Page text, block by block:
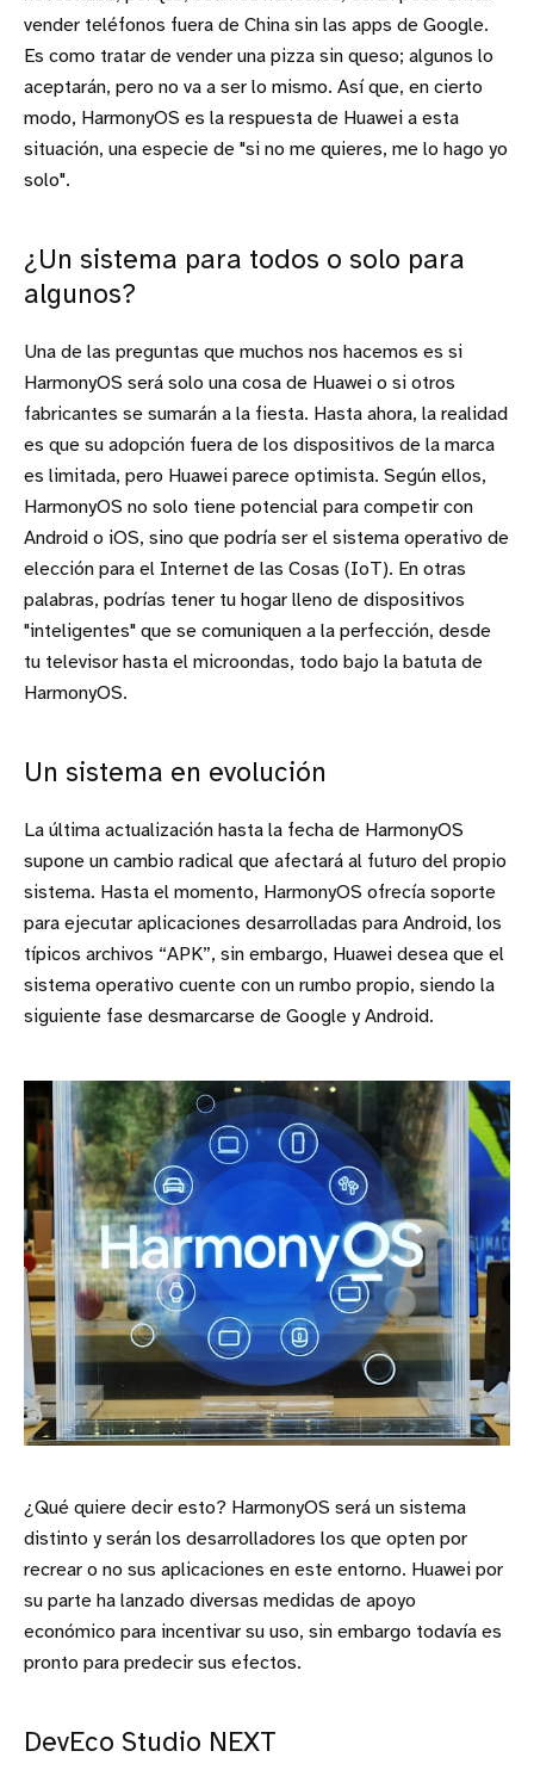
vender teléfonos fuera de China sin las apps de Google.
Es como tratar de vender una pizza sin queso; algunos lo
aceptarán, pero no va a ser lo mismo. Así que, en cierto
modo, HarmonyOS es la respuesta de Huawei a esta
situación, una especie de "si no me quieres, me lo hago yo
solo".
¿Un sistema para todos o solo para
algunos?
Una de las preguntas que muchos nos hacemos es si
HarmonyOS será solo una cosa de Huawei o si otros
fabricantes se sumarán a la fiesta. Hasta ahora, la realidad
es que su adopción fuera de los dispositivos de la marca
es limitada, pero Huawei parece optimista. Según ellos,
HarmonyOS no solo tiene potencial para competir con
Android o iOS, sino que podría ser el sistema operativo de
elección para el Internet de las Cosas (IoT). En otras
palabras, podrías tener tu hogar lleno de dispositivos
"inteligentes" que se comuniquen a la perfección, desde
tu televisor hasta el microondas, todo bajo la batuta de
HarmonyOS.
Un sistema en evolución
La última actualización hasta la fecha de HarmonyOS
supone un cambio radical que afectará al futuro del propio
sistema. Hasta el momento, HarmonyOS ofrecía soporte
para ejecutar aplicaciones desarrolladas para Android, los
típicos archivos “APK”, sin embargo, Huawei desea que el
sistema operativo cuente con un rumbo propio, siendo la
siguiente fase desmarcarse de Google y Android.
¿Qué quiere decir esto? HarmonyOS será un sistema
distinto y serán los desarrolladores los que opten por
recrear o no sus aplicaciones en este entorno. Huawei por
su parte ha lanzado diversas medidas de apoyo
económico para incentivar su uso, sin embargo todavía es
pronto para predecir sus efectos.
DevEco Studio NEXT